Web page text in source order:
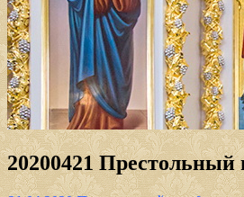
20200421 Престольный